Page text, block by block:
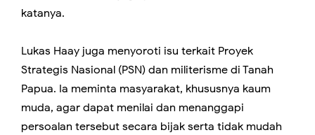
katanya.
Lukas Haay juga menyoroti isu terkait Proyek
Strategis Nasional (PSN) dan militerisme di Tanah
Papua. Ia meminta masyarakat, khususnya kaum
muda, agar dapat menilai dan menanggapi
persoalan tersebut secara bijak serta tidak mudah